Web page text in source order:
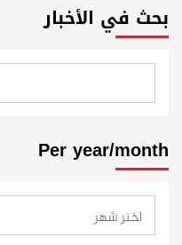
بحث في الأخبار
Per year/month